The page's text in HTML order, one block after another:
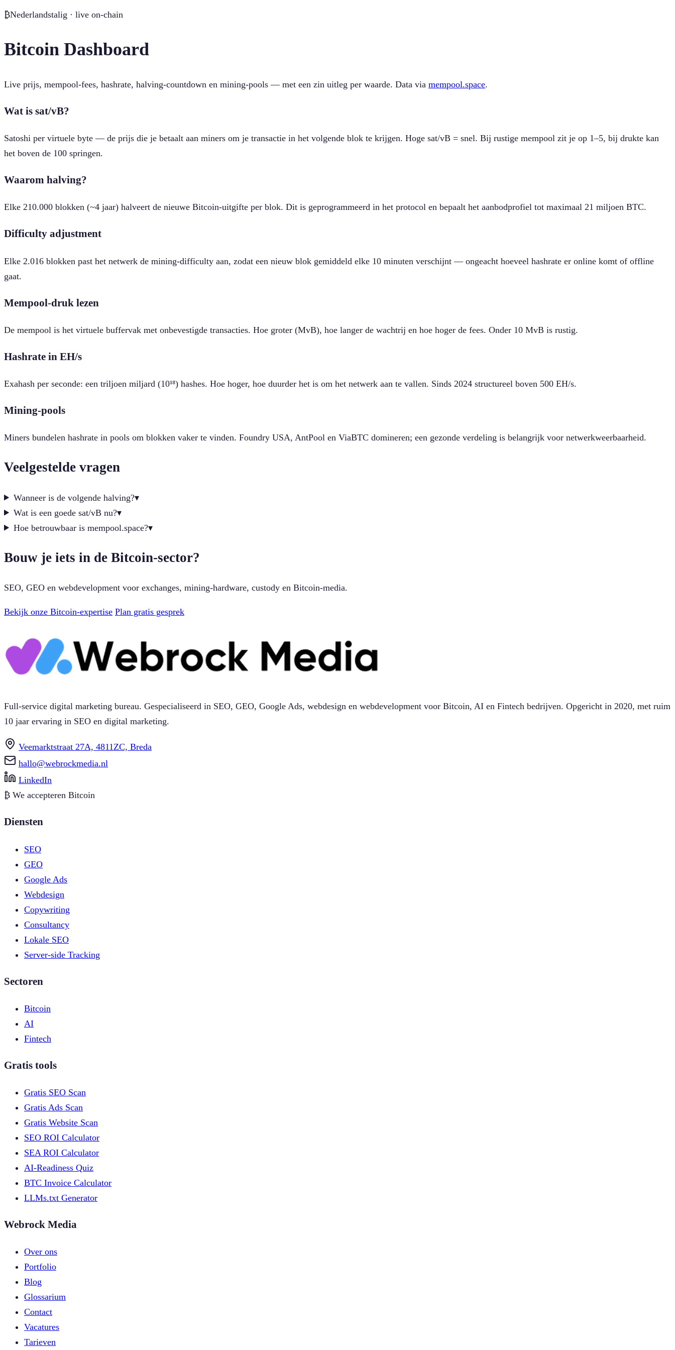
₿Nederlandstalig · live on-chain
Bitcoin Dashboard
Live prijs, mempool-fees, hashrate, halving-countdown en mining-pools — met een zin uitleg per waarde. Data via mempool.space.
Wat is sat/vB?
Satoshi per virtuele byte — de prijs die je betaalt aan miners om je transactie in het volgende blok te krijgen. Hoge sat/vB = snel. Bij rustige mempool zit je op 1–5, bij drukte kan
het boven de 100 springen.
Waarom halving?
Elke 210.000 blokken (~4 jaar) halveert de nieuwe Bitcoin-uitgifte per blok. Dit is geprogrammeerd in het protocol en bepaalt het aanbodprofiel tot maximaal 21 miljoen BTC.
Difficulty adjustment
Elke 2.016 blokken past het netwerk de mining-difficulty aan, zodat een nieuw blok gemiddeld elke 10 minuten verschijnt — ongeacht hoeveel hashrate er online komt of offline
gaat.
Mempool-druk lezen
De mempool is het virtuele buffervak met onbevestigde transacties. Hoe groter (MvB), hoe langer de wachtrij en hoe hoger de fees. Onder 10 MvB is rustig.
Hashrate in EH/s
Exahash per seconde: een triljoen miljard (10¹⁸) hashes. Hoe hoger, hoe duurder het is om het netwerk aan te vallen. Sinds 2024 structureel boven 500 EH/s.
Mining-pools
Miners bundelen hashrate in pools om blokken vaker te vinden. Foundry USA, AntPool en ViaBTC domineren; een gezonde verdeling is belangrijk voor netwerkweerbaarheid.
Veelgestelde vragen
Wanneer is de volgende halving?▾
Wat is een goede sat/vB nu?▾
Hoe betrouwbaar is mempool.space?▾
Bouw je iets in de Bitcoin-sector?
SEO, GEO en webdevelopment voor exchanges, mining-hardware, custody en Bitcoin-media.
Bekijk onze Bitcoin-expertise Plan gratis gesprek
Full-service digital marketing bureau. Gespecialiseerd in SEO, GEO, Google Ads, webdesign en webdevelopment voor Bitcoin, AI en Fintech bedrijven. Opgericht in 2020, met ruim
10 jaar ervaring in SEO en digital marketing.
Veemarktstraat 27A, 4811ZC, Breda
hallo@webrockmedia.nl
LinkedIn
₿ We accepteren Bitcoin
Diensten
SEO
GEO
Google Ads
Webdesign
Copywriting
Consultancy
Lokale SEO
Server-side Tracking
Sectoren
Bitcoin
AI
Fintech
Gratis tools
Gratis SEO Scan
Gratis Ads Scan
Gratis Website Scan
SEO ROI Calculator
SEA ROI Calculator
AI-Readiness Quiz
BTC Invoice Calculator
LLMs.txt Generator
Webrock Media
Over ons
Portfolio
Blog
Glossarium
Contact
Vacatures
Tarieven